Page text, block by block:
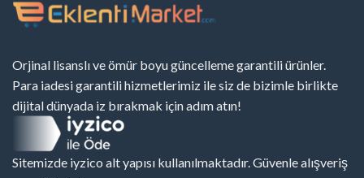
Orjinal lisanslı ve ömür boyu güncelleme garantili ürünler.
Para iadesi garantili hizmetlerimiz ile siz de bizimle birlikte
dijital dünyada iz bırakmak için adım atın!
Sitemizde iyzico alt yapısı kullanılmaktadır. Güvenle alışveriş